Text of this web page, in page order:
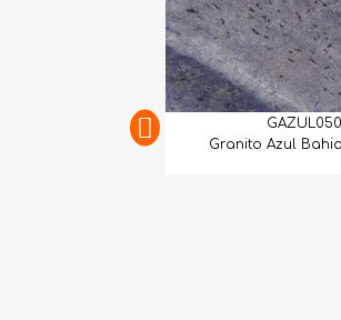
GAZUL050
Granito Azul